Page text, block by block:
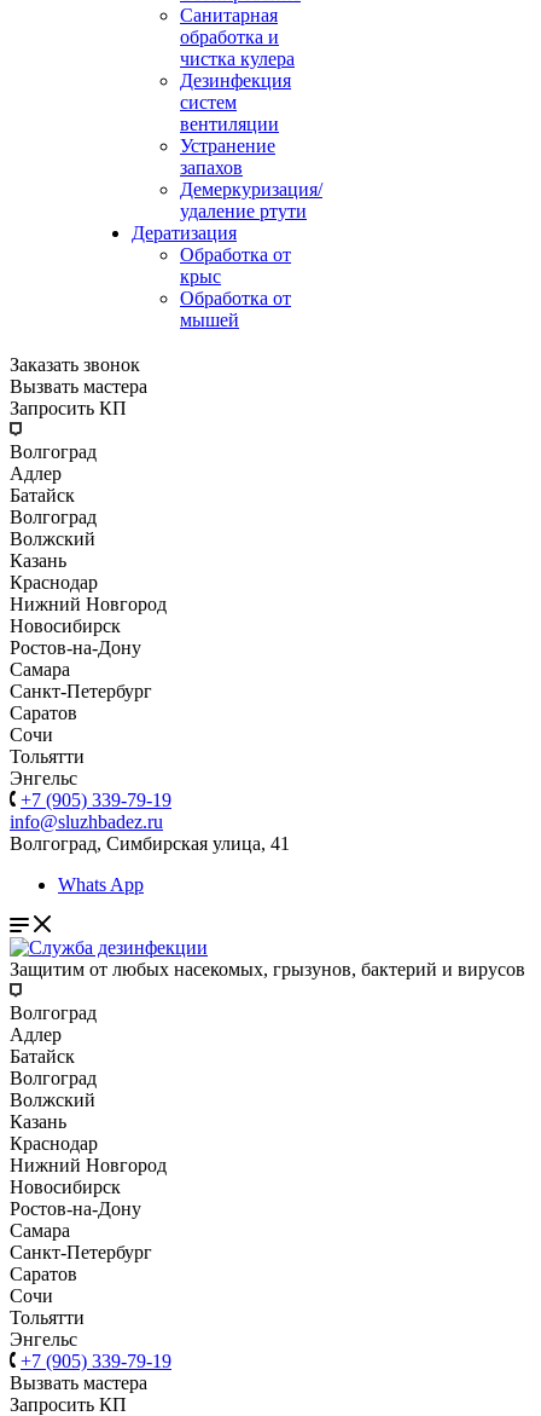
Санитарная
обработка и
чистка кулера
Дезинфекция
систем
вентиляции
Устранение
запахов
Демеркуризация/
удаление ртути
Дератизация
Обработка от
крыс
Обработка от
мышей
Заказать звонок
Вызвать мастера
Запросить КП
Волгоград
Адлер
Батайск
Волгоград
Волжский
Казань
Краснодар
Нижний Новгород
Новосибирск
Ростов-на-Дону
Самара
Санкт-Петербург
Саратов
Сочи
Тольятти
Энгельс
+7 (905) 339-79-19
info@sluzhbadez.ru
Волгоград, Симбирская улица, 41
Whats App
Защитим от любых насекомых, грызунов, бактерий и вирусов
Волгоград
Адлер
Батайск
Волгоград
Волжский
Казань
Краснодар
Нижний Новгород
Новосибирск
Ростов-на-Дону
Самара
Санкт-Петербург
Саратов
Сочи
Тольятти
Энгельс
+7 (905) 339-79-19
Вызвать мастера
Запросить КП